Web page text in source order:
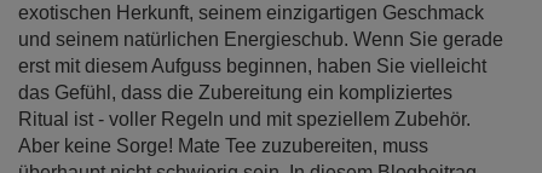
exotischen Herkunft, seinem einzigartigen Geschmack
und seinem natürlichen Energieschub. Wenn Sie gerade
erst mit diesem Aufguss beginnen, haben Sie vielleicht
das Gefühl, dass die Zubereitung ein kompliziertes
Ritual ist - voller Regeln und mit speziellem Zubehör.
Aber keine Sorge! Mate Tee zuzubereiten, muss